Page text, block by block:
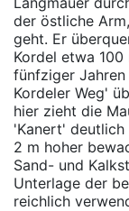
der östliche
geht. Er
Kordel etwa
fünfziger
Kordeler Weg'
hier zieht die
'Kanert'
2 m hoher
Sand- und
Unterlage der
reichlich